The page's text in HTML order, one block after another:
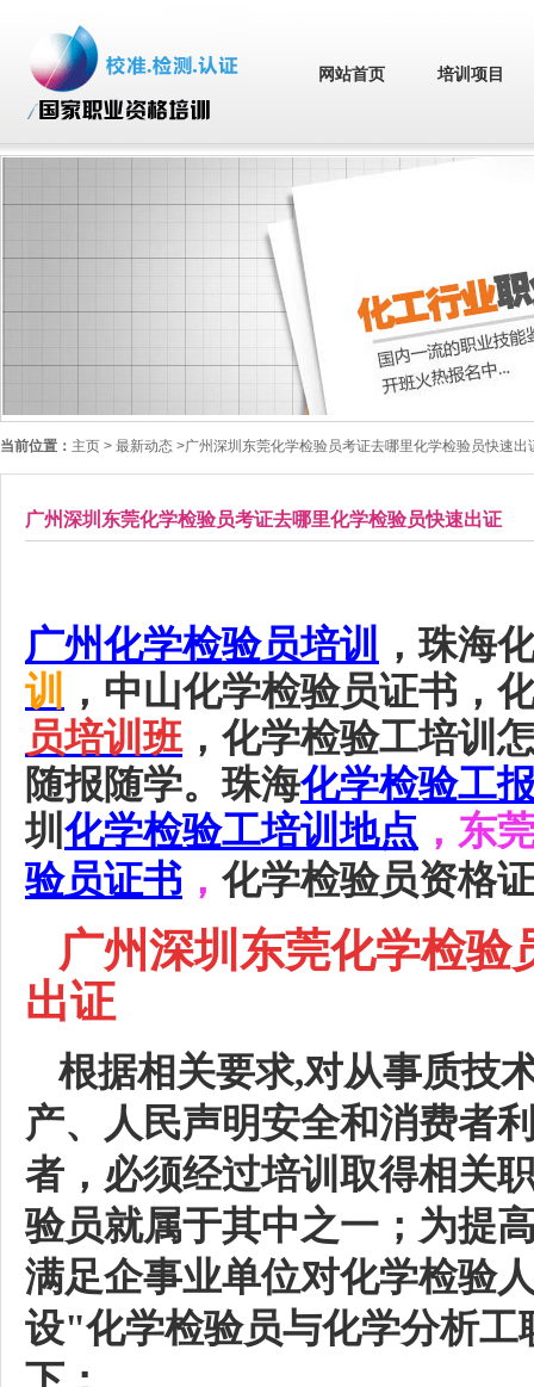
网站首页 培训项目
当前位置： 主页 > 最新动态 >广州深圳东莞化学检验员考证去哪里化学检验员快速出
广州深圳东莞化学检验员考证去哪里化学检验员快速出证
广州化学检验员培训
，珠海
训
，中山化学检验员证书，
员培训班，化学检验工培训
随报随学。珠海化学检验工
圳 化学检验工培训地点 ，东
验员证书 ， 化学检验员资格
广州深圳东莞化学检验
出证
根据相关要求,对从事质技
产、人民声明安全和消费者
者，必须经过培训取得相关
验员就属于其中之一；为提
满足企事业单位对化学检验
设"化学检验员与化学分析